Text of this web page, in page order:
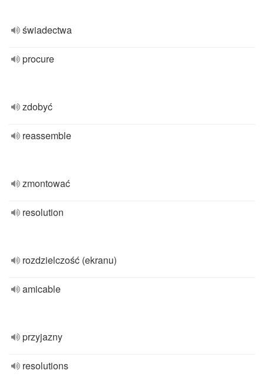
świadectwa
procure
zdobyć
reassemble
zmontować
resolution
rozdzielczość (ekranu)
amicable
przyjazny
resolutions